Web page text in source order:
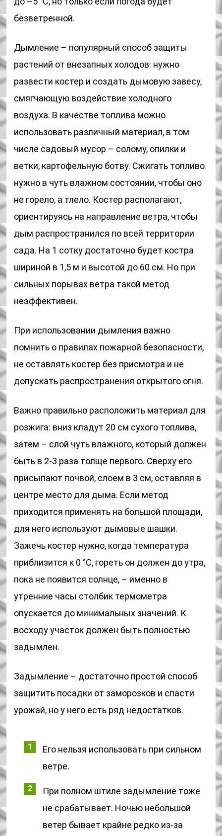
безветренной.
Дымление – популярный способ защиты
растений от внезапных холодов: нужно
развести костер и создать дымовую завесу,
смягчающую воздействие холодного
воздуха. В качестве топлива можно
использовать различный материал, в том
числе садовый мусор – солому, опилки и
ветки, картофельную ботву. Сжигать топливо
нужно в чуть влажном состоянии, чтобы оно
не горело, а тлело. Костер располагают,
ориентируясь на направление ветра, чтобы
дым распространился по всей территории
сада. На 1 сотку достаточно будет костра
шириной в 1,5 м и высотой до 60 см. Но при
сильных порывах ветра такой метод
неэффективен.
При использовании дымления важно
помнить о правилах пожарной безопасности,
не оставлять костер без присмотра и не
допускать распространения открытого огня.
Важно правильно расположить материал для
розжига: вниз кладут 20 см сухого топлива,
затем – слой чуть влажного, который должен
быть в 2-3 раза толще первого. Сверху его
присыпают почвой, слоем в 3 см, оставляя в
центре место для дыма. Если метод
приходится применять на большой площади,
для него используют дымовые шашки.
Зажечь костер нужно, когда температура
приблизится к 0 °С, гореть он должен до утра,
пока не появится солнце, – именно в
утренние часы столбик термометра
опускается до минимальных значений. К
восходу участок должен быть полностью
задымлен.
Задымление – достаточно простой способ
защитить посадки от заморозков и спасти
урожай, но у него есть ряд недостатков.
Его нельзя использовать при сильном
ветре.
При полном штиле задымление тоже
не срабатывает. Ночью небольшой
ветер бывает крайне редко из-за